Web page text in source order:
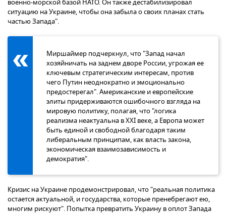
военно-морской базой НАТО. Он также дестабилизировал
ситуацию на Украине, чтобы она забыла о своих планах стать
частью Запада".
Миршаймер подчеркнул, что "Запад начал
хозяйничать на заднем дворе России, угрожая ее
ключевым стратегическим интересам, против
чего Путин неоднократно и эмоционально
предостерегал". Американские и европейские
элиты придерживаются ошибочного взгляда на
мировую политику, полагая, что "логика
реализма неактуальна в XXI веке, а Европа может
быть единой и свободной благодаря таким
либеральным принципам, как власть закона,
экономическая взаимозависимость и
демократия".
Кризис на Украине продемонстрировал, что "реальная политика
остается актуальной, и государства, которые пренебрегают ею,
многим рискуют". Попытка превратить Украину в оплот Запада